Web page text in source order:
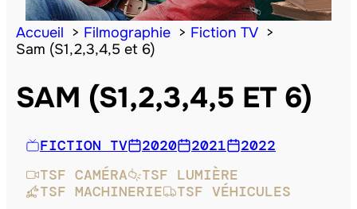
Accueil Filmographie
Fiction TV
Sam (S1,2,3,4,5 et 6)
SAM (S1,2,3,4,5 ET 6)
FICTION TV 2020 2021
2022
TSF CAMÉRA
TSF LUMIÈRE
TSF MACHINERIE
TSF VÉHICULES